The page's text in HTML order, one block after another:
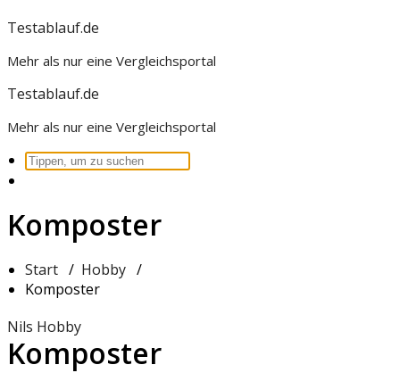
Zum
springen
Testablauf.de
Mehr als nur eine Vergleichsportal
Testablauf.de
Mehr als nur eine Vergleichsportal
Suchen
Komposter
Start / Hobby /
Komposter
Nils Hobby
Komposter